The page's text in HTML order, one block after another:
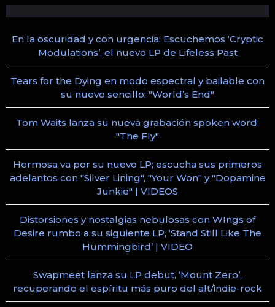
En la oscuridad y con urgencia: Escuchemos ‘Cryptic
Modulations’, el nuevo LP de Lifeless Past
Tears for the Dying en modo espectral y bailable con
su nuevo sencillo: "World’s End"
Tom Waits lanza su nueva grabación spoken word:
"The Fly"
Hermosa va por su nuevo LP; escucha sus primeros
adelantos con "Silver Lining", "Your Won" y "Dopamine
Junkie" | VIDEOS
Distorsiones y nostalgias nebulosas con WIngs of
Desire rumbo a su siguiente LP, ‘Stand Still Like The
Hummingbird’ | VIDEO
Swapmeet lanza su LP debut, ‘Mount Zero’,
recuperando el espíritu más puro del alt/indie-rock